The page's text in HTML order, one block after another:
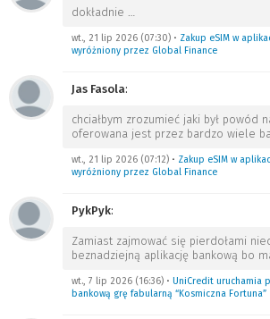
dokładnie …
wt., 21 lip 2026 (07:30) • Zakup eSIM w
wyróżniony przez Global Finance
Jas Fasola:
chciałbym zrozumieć jaki był powód
oferowana jest przez bardzo wiele
wt., 21 lip 2026 (07:12) • Zakup eSIM w
wyróżniony przez Global Finance
PykPyk:
Zamiast zajmować się pierdołami
beznadziejną aplikację bankową bo
wt., 7 lip 2026 (16:36) • UniCredit uruchamia
bankową grę fabularną “Kosmiczna Fortuna”